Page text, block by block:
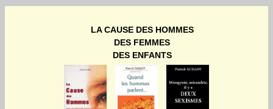
LA CAUSE DES HOMMES
DES FEMMES
DES ENFANTS